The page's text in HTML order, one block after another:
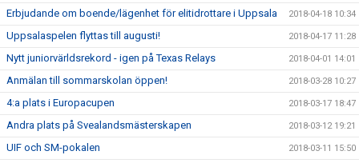
Erbjudande om boende/lägenhet för elitidrottare i Uppsala 2018-04-18 10:34
Uppsalaspelen flyttas till augusti! 2018-04-17 11:28
Nytt juniorvärldsrekord - igen på Texas Relays 2018-04-01 14:01
Anmälan till sommarskolan öppen! 2018-03-28 10:27
4:a plats i Europacupen 2018-03-17 18:47
Andra plats på Svealandsmästerskapen 2018-03-12 19:21
UIF och SM-pokalen 2018-03-11 15:50